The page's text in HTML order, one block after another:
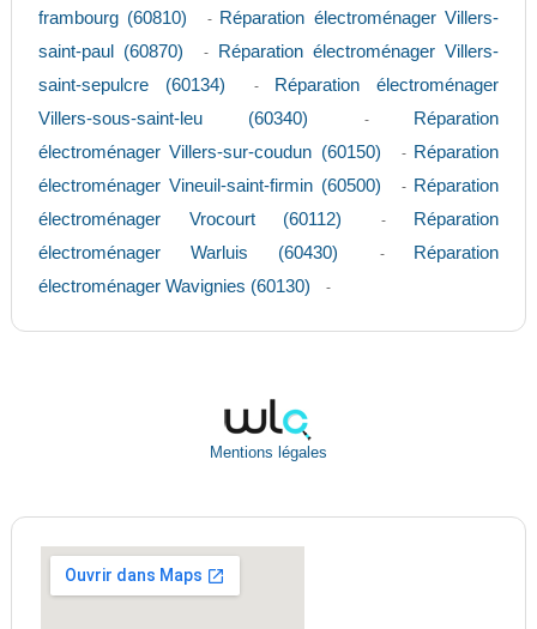
frambourg (60810)
- Réparation électroménager Villers-
saint-paul (60870)
-
Réparation électroménager Villers-
saint-sepulcre (60134)
-
Réparation électroménager
Villers-sous-saint-leu (60340)
-
Réparation
électroménager Villers-sur-coudun (60150)
- Réparation
électroménager Vineuil-saint-firmin (60500)
- Réparation
électroménager Vrocourt (60112)
-
Réparation
électroménager Warluis (60430)
-
Réparation
électroménager Wavignies (60130)
-
Mentions légales